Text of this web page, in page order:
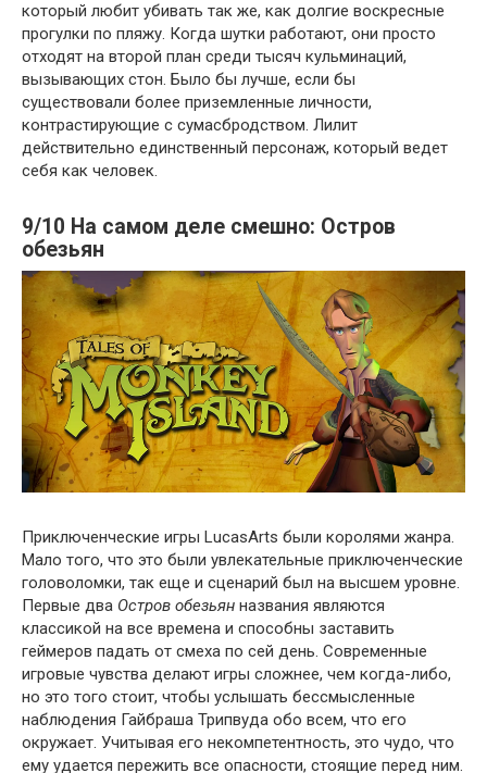
который любит убивать так же, как долгие воскресные
прогулки по пляжу. Когда шутки работают, они просто
отходят на второй план среди тысяч кульминаций,
вызывающих стон. Было бы лучше, если бы
существовали более приземленные личности,
контрастирующие с сумасбродством. Лилит
действительно единственный персонаж, который ведет
себя как человек.
9/10 На самом деле смешно: Остров
обезьян
Приключенческие игры LucasArts были королями жанра.
Мало того, что это были увлекательные приключенческие
головоломки, так еще и сценарий был на высшем уровне.
Первые два Остров обезьян названия являются
классикой на все времена и способны заставить
геймеров падать от смеха по сей день. Современные
игровые чувства делают игры сложнее, чем когда-либо,
но это того стоит, чтобы услышать бессмысленные
наблюдения Гайбраша Трипвуда обо всем, что его
окружает. Учитывая его некомпетентность, это чудо, что
ему удается пережить все опасности, стоящие перед ним.